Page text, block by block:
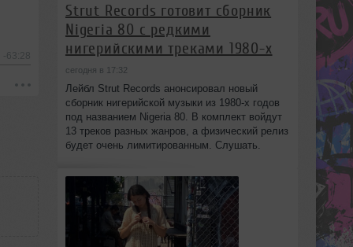
-63:28
Strut Records готовит сборник
Nigeria 80 с редкими
нигерийскими треками 1980-х
сегодня в 17:32
Лейбл Strut Records анонсировал новый
сборник нигерийской музыки из 1980-х годов
под названием Nigeria 80. В комплект войдут
13 треков разных жанров, а физический релиз
будет очень лимитированным. Слушать.